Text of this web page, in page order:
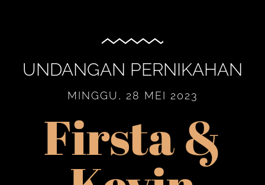
UNDANGAN PERNIKAHAN
MINGGU, 28 MEI 2023
Firsta &